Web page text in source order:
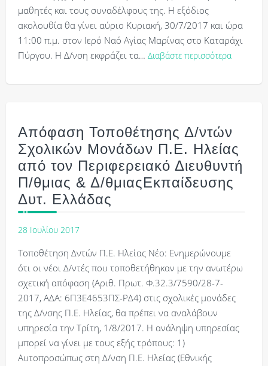
μαθητές και τους συναδέλφους της. Η εξόδιος
ακολουθία θα γίνει αύριο Κυριακή, 30/7/2017 και ώρα
11:00 π.μ. στον Ιερό Ναό Αγίας Μαρίνας στο Καταράχι
Πύργου. Η Δ/νση εκφράζει τα… Διαβάστε περισσότερα
Απόφαση Τοποθέτησης Δ/ντών
Σχολικών Μονάδων Π.Ε. Ηλείας
από τον Περιφερειακό Διευθυντή
Π/θμιας & Δ/θμιαςΕκπαίδευσης
Δυτ. Ελλάδας
28 Ιουλίου 2017
Τοποθέτηση Δντών Π.Ε. Ηλείας Νέο: Ενημερώνουμε
ότι οι νέοι Δ/ντές που τοποθετήθηκαν με την ανωτέρω
σχετική απόφαση (Αριθ. Πρωτ. Φ.32.3/7590/28-7-
2017, ΑΔΑ: 6Π3Ε4653ΠΣ-ΡΔ4) στις σχολικές μονάδες
της Δ/νσης Π.Ε. Ηλείας, θα πρέπει να αναλάβουν
υπηρεσία την Τρίτη, 1/8/2017. Η ανάληψη υπηρεσίας
μπορεί να γίνει με τους εξής τρόπους: 1)
Αυτοπροσώπως στη Δ/νση Π.Ε. Ηλείας (Εθνικής